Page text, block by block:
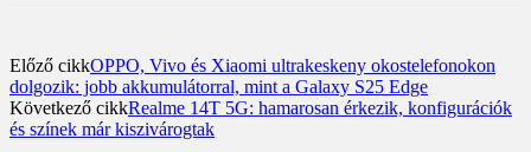
Előző cikkOPPO, Vivo és Xiaomi ultrakeskeny okostelefonokon
dolgozik: jobb akkumulátorral, mint a Galaxy S25 Edge
Következő cikkRealme 14T 5G: hamarosan érkezik, konfigurációk
és színek már kiszivárogtak